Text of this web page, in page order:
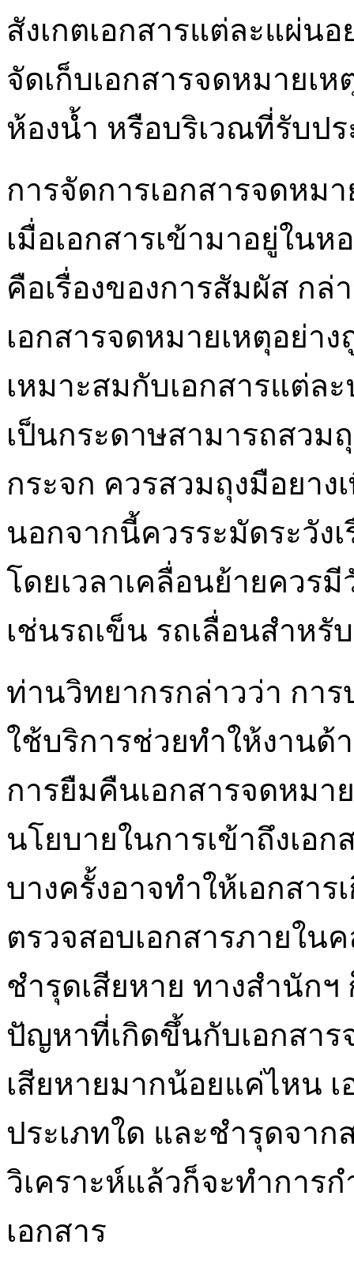
สังเกตเอกสารแต่ละแผ่น
จัดเก็บเอกสารจดหมายเ
ห้องน้ำ หรือบริเวณที่รับป
การจัดการเอกสารจดหม
เมื่อเอกสารเข้ามาอยู่ใน
คือเรื่องของการสัมผัส ก
เอกสารจดหมายเหตุอย่า
เหมาะสมกับเอกสารแต่ล
เป็นกระดาษสามารถสวม
กระจก ควรสวมถุงมือยา
นอกจากนี้ควรระมัดระวัง
โดยเวลาเคลื่อนย้ายควร
เช่นรถเข็น รถเลื่อนสำหรั
ท่านวิทยากรกล่าวว่า กา
ใช้บริการช่วยทำให้งาน
การยืมคืนเอกสารจดหมา
นโยบายในการเข้าถึงเอ
บางครั้งอาจทำให้เอกสาร
ตรวจสอบเอกสารภายใน
ชำรุดเสียหาย ทางสำนักฯ
ปัญหาที่เกิดขึ้นกับเอกสา
เสียหายมากน้อยแค่ไหน
ประเภทใด และชำรุดจาก
วิเคราะห์แล้วก็จะทำการ
เอกสาร